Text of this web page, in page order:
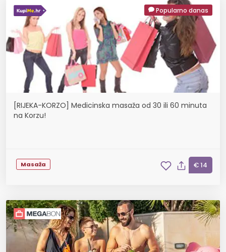
Popularno danas
[RIJEKA-KORZO] Medicinska masaža od 30 ili 60 minuta
na Korzu!
Masaža € 14